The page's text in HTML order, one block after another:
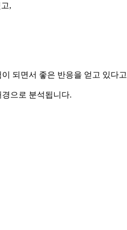
,
되면서 좋은 반응을 얻고 있다
으로 분석됩니다.